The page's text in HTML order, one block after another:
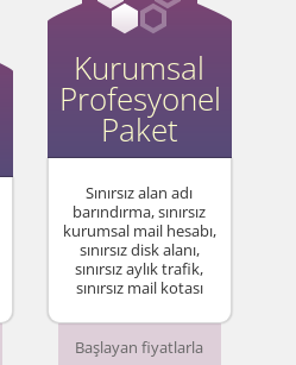
Kurumsal
Profesyonel
Paket
Sınırsız alan adı
barındırma, sınırsız
kurumsal mail hesabı,
sınırsız disk alanı,
sınırsız aylık trafik,
sınırsız mail kotası
Başlayan fiyatlarla